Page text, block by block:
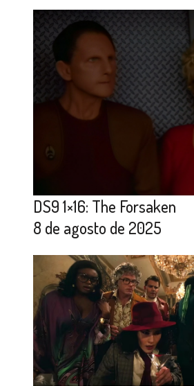
DS9 1×16: The Forsaken
8 de agosto de 2025